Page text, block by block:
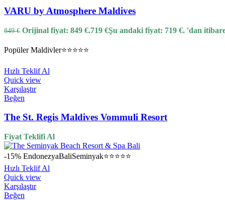
VARU by Atmosphere Maldives
849€ Orijinal fiyat: 849 €.719 €Şu andaki fiyat: 719 €. 'dan
Popüler Maldivler⭐⭐⭐⭐⭐
Hızlı Teklif Al
Quick view
Karşılaştır
Beğen
The St. Regis Maldives Vommuli Resort
Fiyat Teklifi Al
-15% EndonezyaBaliSeminyak⭐⭐⭐⭐⭐
Hızlı Teklif Al
Quick view
Karşılaştır
Beğen